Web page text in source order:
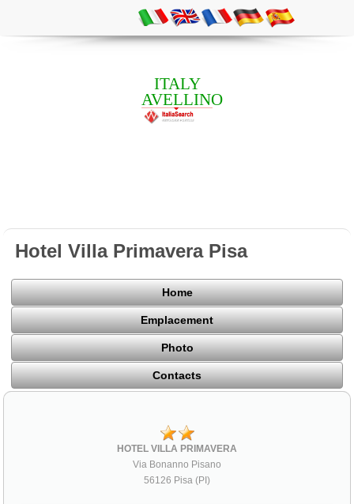
ITALY
AVELLINO
Hotel Villa Primavera Pisa
Home
Emplacement
Photo
Contacts
HOTEL VILLA PRIMAVERA
Via Bonanno Pisano
56126 Pisa (PI)